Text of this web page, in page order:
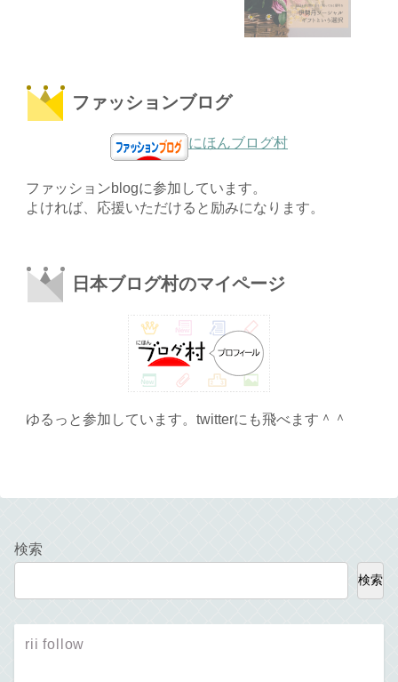
ファッションブログ
にほんブログ村
ファッションblogに参加しています。
よければ、応援いただけると励みになります。
日本ブログ村のマイページ
ゆるっと参加しています。twitterにも飛べます＾＾
検索
検索
rii follow